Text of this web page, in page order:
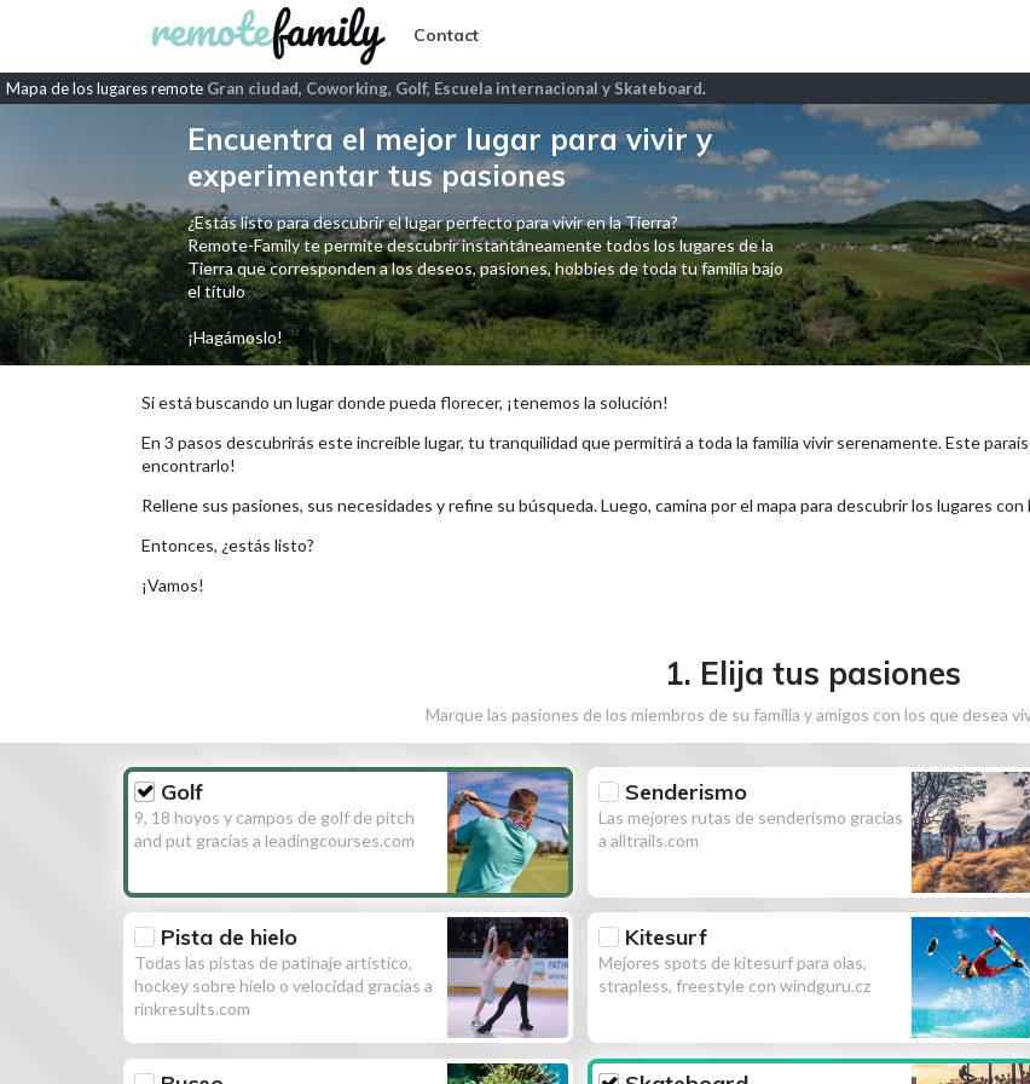
Contact
Mapa de los lugares remote Gran ciudad, Coworking, Golf, Escuela internacional y Skateboard.
Encuentra el mejor lugar para vivir y
experimentar tus pasiones
¿Estás listo para descubrir el lugar perfecto para vivir en la Tierra?
Remote-Family te permite descubrir instantáneamente todos los lugares de la
Tierra que corresponden a los deseos, pasiones, hobbies de toda tu familia bajo
el título
¡Hagámoslo!
Si está buscando un lugar donde pueda florecer, ¡tenemos la solución!
En 3 pasos descubrirás este increíble lugar, tu tranquilidad que permitirá a toda la familia vivir serenamente. Este
encontrarlo!
Rellene sus pasiones, sus necesidades y refine su búsqueda. Luego, camina por el mapa para descubrir los lugares
Entonces, ¿estás listo?
¡Vamos!
1. Elija tus pasiones
Marque las pasiones de los miembros de su familia y amigos con los que desea
Golf
9, 18 hoyos y campos de golf de pitch
and put gracias a leadingcourses.com
Senderismo
Las mejores rutas de senderismo gracias
a alltrails.com
Pista de hielo
Todas las pistas de patinaje artístico,
hockey sobre hielo o velocidad gracias a
rinkresults.com
Kitesurf
Mejores spots de kitesurf para olas,
strapless, freestyle con windguru.cz